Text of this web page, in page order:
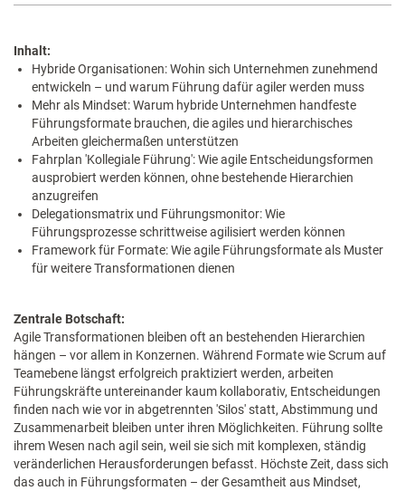
Inhalt:
Hybride Organisationen: Wohin sich Unternehmen zunehmend
entwickeln – und warum Führung dafür agiler werden muss
Mehr als Mindset: Warum hybride Unternehmen handfeste
Führungsformate brauchen, die agiles und hierarchisches
Arbeiten gleichermaßen unterstützen
Fahrplan 'Kollegiale Führung': Wie agile Entscheidungsformen
ausprobiert werden können, ohne bestehende Hierarchien
anzugreifen
Delegationsmatrix und Führungsmonitor: Wie
Führungsprozesse schrittweise agilisiert werden können
Framework für Formate: Wie agile Führungsformate als Muster
für weitere Transformationen dienen
Zentrale Botschaft:
Agile Transformationen bleiben oft an bestehenden Hierarchien
hängen – vor allem in Konzernen. Während Formate wie Scrum auf
Teamebene längst erfolgreich praktiziert werden, arbeiten
Führungskräfte untereinander kaum kollaborativ, Entscheidungen
finden nach wie vor in abgetrennten 'Silos' statt, Abstimmung und
Zusammenarbeit bleiben unter ihren Möglichkeiten. Führung sollte
ihrem Wesen nach agil sein, weil sie sich mit komplexen, ständig
veränderlichen Herausforderungen befasst. Höchste Zeit, dass sich
das auch in Führungsformaten – der Gesamtheit aus Mindset,